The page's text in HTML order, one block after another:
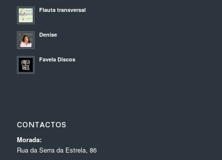
Flauta transversal
Denise
Favela Discos
CONTACTOS
Morada:
Rua da Serra da Estrela, 86